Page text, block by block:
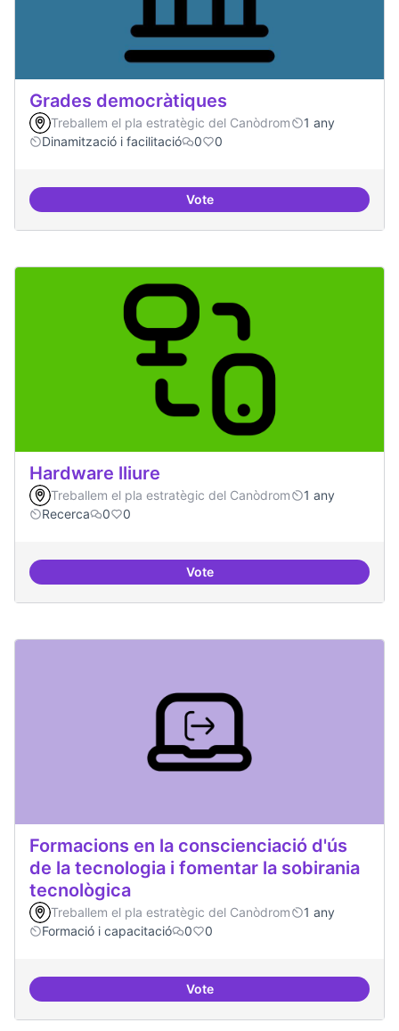
Grades democràtiques
Treballem el pla estratègic del Canòdrom
1 any
Dinamització i facilitació
0 0
VoteGrades democràtiques
Hardware lliure
Treballem el pla estratègic del Canòdrom
1 any
Recerca
0 0
VoteHardware lliure
Formacions en la conscienciació d'ús
de la tecnologia i fomentar la sobirania
tecnològica
Treballem el pla estratègic del Canòdrom
1 any
Formació i capacitació
0 0
VoteFormacions en la